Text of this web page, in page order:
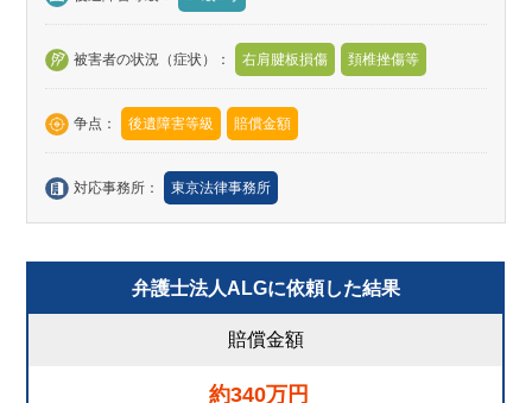
被害者の状況（症状）： 右肩腱板損傷 頚椎挫傷等
争点： 後遺障害等級 賠償金額
対応事務所： 東京法律事務所
弁護士法人ALGに依頼した結果
賠償金額
約340万円